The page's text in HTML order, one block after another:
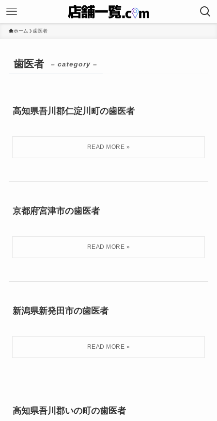
ホーム 歯医者
歯医者 – category –
高知県吾川郡仁淀川町の歯医者
京都府宮津市の歯医者
新潟県新発田市の歯医者
高知県吾川郡いの町の歯医者